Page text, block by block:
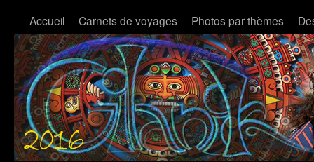
Accueil Carnets de voyages Photos par thèmes